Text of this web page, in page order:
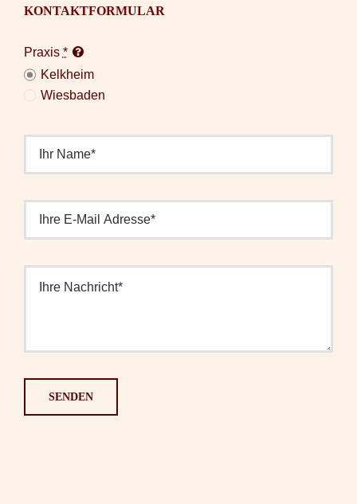
KONTAKTFORMULAR
Praxis *
Kelkheim
Wiesbaden
SENDEN